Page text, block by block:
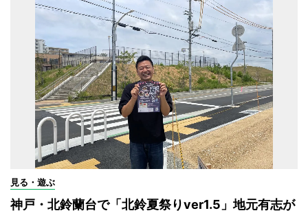
見る・遊ぶ
神戸・北鈴蘭台で「北鈴夏祭りver1.5」地元有志が